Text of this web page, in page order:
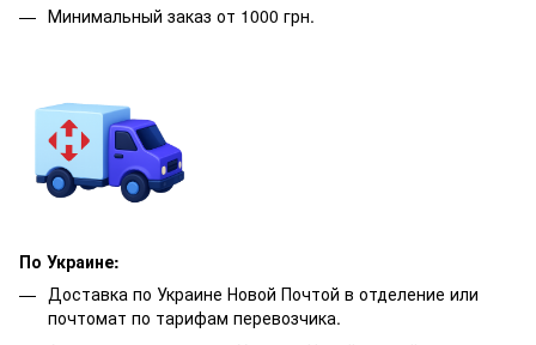
Минимальный заказ от 1000 грн.
По Украине:
Доставка по Украине Новой Почтой в отделение или
почтомат по тарифам перевозчика.